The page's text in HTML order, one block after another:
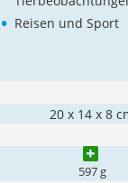
• Reisen und Sport
20 x 14 x 8
597 g